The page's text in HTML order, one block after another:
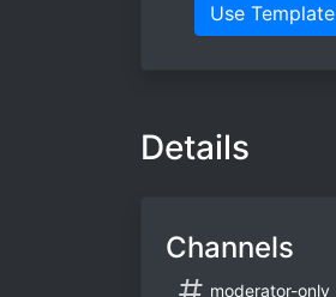
Use Template
Details
Channels
moderator-only